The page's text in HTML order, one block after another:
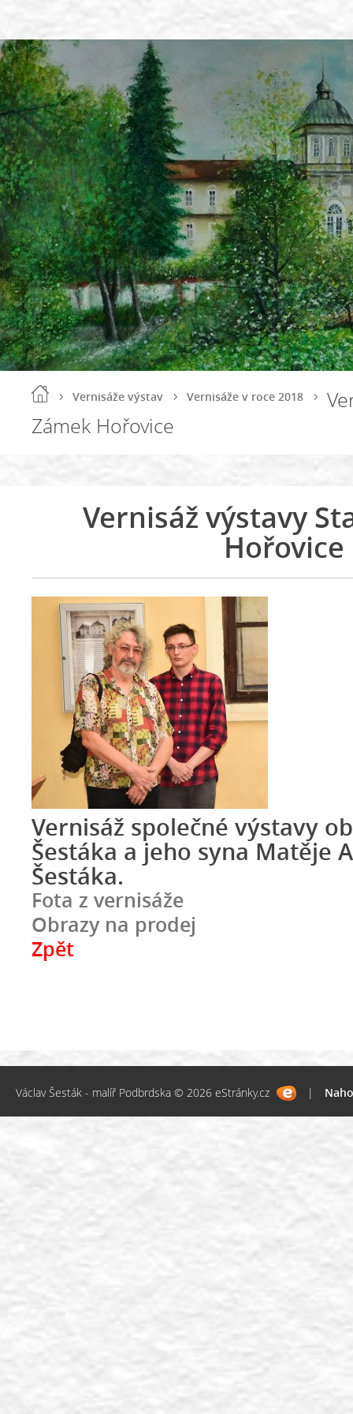
Vernisáže výstav Vernisáže v roce 2018
Zámek Hořovice
Vernisáž výstavy
Hořovice
Vernisáž společné výstavy
Šestáka a jeho syna Matěje
Šestáka.
Fota z vernisáže
Obrazy na prodej
Zpět
Václav Šesták - malíř Podbrdska © 2026 eStránky.cz |